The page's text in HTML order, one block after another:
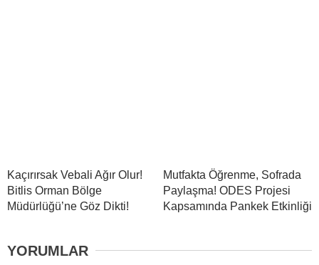
Kaçırırsak Vebali Ağır Olur!
Bitlis Orman Bölge
Müdürlüğü’ne Göz Dikti!
Mutfakta Öğrenme, Sofrada
Paylaşma! ODES Projesi
Kapsamında Pankek Etkinliği
YORUMLAR